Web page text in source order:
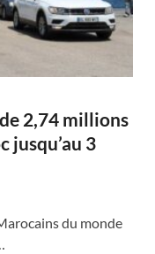
2,74 millions
jusqu’au 3
du monde